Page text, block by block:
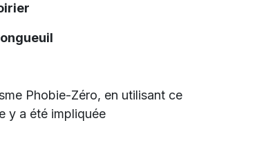
Phobie-Zéro, en utilisant ce
y a été impliquée